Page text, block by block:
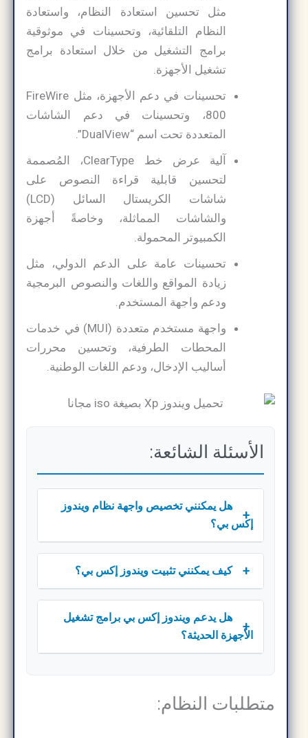
مثل تحسين استعادة النظام، واستعادة
النظام التلقائية، وتحسينات في موثوقية
برامج التشغيل من خلال استعادة برامج
تشغيل الأجهزة.
تحسينات في دعم الأجهزة، مثل FireWire
800، وتحسينات في دعم الشاشات
المتعددة تحت اسم “DualView”.
آلية عرض خط ClearType، المُصممة
لتحسين قابلية قراءة النصوص على
شاشات الكريستال السائل (LCD)
والشاشات المماثلة، وخاصةً أجهزة
الكمبيوتر المحمولة.
تحسينات عامة على الدعم الدولي، مثل
زيادة المواقع واللغات والنصوص البرمجية
ودعم واجهة المستخدم.
واجهة مستخدم متعددة (MUI) في خدمات
المحطات الطرفية، وتحسين محررات
أساليب الإدخال، ودعم اللغات الوطنية.
الأسئلة الشائعة:
هل يمكنني تخصيص واجهة نظام ويندوز
إكس بي؟
+
كيف يمكنني تثبيت ويندوز إكس بي؟ +
هل يدعم ويندوز إكس بي برامج تشغيل
الأجهزة الحديثة؟
+
متطلبات النظام: